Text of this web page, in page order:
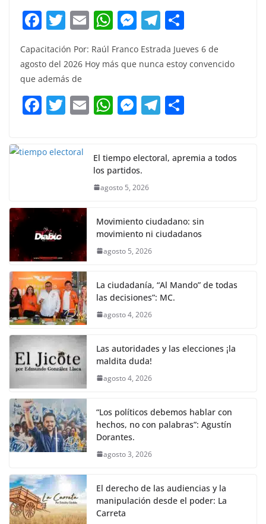
F
a
c
e
b
o
k
T
itt
er
E
m
ai
W
at
A
p
M
ss
n
g
T
el
e
a
m
m
p
Capacitación Por: Raúl Franco Estrada Jueves 6 de
agosto del 2026 Hoy más que nunca estoy convencido
que además de
F
e
o
k
T
itt
er
E W
s
A
p
M
e
n
er
T
gr p
El tiempo electoral, apremia a todos
los partidos.
agosto 5, 2026
Movimiento ciudadano: sin
movimiento ni ciudadanos
agosto 5, 2026
La ciudadanía, “Al Mando” de todas
las decisiones”: MC.
agosto 4, 2026
Las autoridades y las elecciones ¡la
maldita duda!
agosto 4, 2026
“Los políticos debemos hablar con
hechos, no con palabras”: Agustín
Dorantes.
agosto 3, 2026
El derecho de las audiencias y la
manipulación desde el poder: La
Carreta